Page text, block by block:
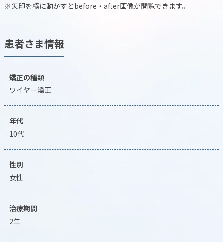
※矢印を横に動かすとbefore・after画像が閲覧できます。
患者さま情報
矯正の種類
ワイヤー矯正
年代
10代
性別
女性
治療期間
2年